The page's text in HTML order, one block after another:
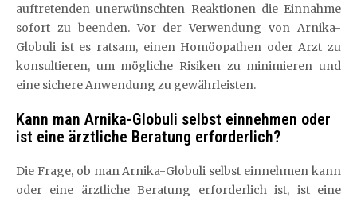
auftretenden unerwünschten Reaktionen die Einnahme
sofort zu beenden. Vor der Verwendung von Arnika-
Globuli ist es ratsam, einen Homöopathen oder Arzt zu
konsultieren, um mögliche Risiken zu minimieren und
eine sichere Anwendung zu gewährleisten.
Kann man Arnika-Globuli selbst einnehmen oder
ist eine ärztliche Beratung erforderlich?
Die Frage, ob man Arnika-Globuli selbst einnehmen kann
oder eine ärztliche Beratung erforderlich ist, ist eine